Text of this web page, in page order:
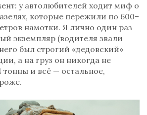
у автолюбителей ходит миф о
которые пережили по 600–
намотки. Я лично один раз
экземпляр (водителя звали
был строгий «дедовский»
а на груз он никогда не
тонны и всё — остальное,